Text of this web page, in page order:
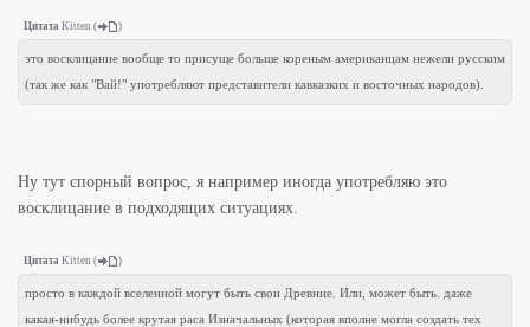
Цитата Kitten ( )
это восклицание вообще то присуще больше кореным американцам нежели русским
(так же как "Вай!" употребляют представители кавказких и восточных народов).
Ну тут спорный вопрос, я например иногда употребляю это
восклицание в подходящих ситуациях.
Цитата Kitten ( )
просто в каждой вселенной могут быть свои Древние. Или, может быть. даже
какая-нибудь более крутая раса Изначальных (которая вполне могла создать тех